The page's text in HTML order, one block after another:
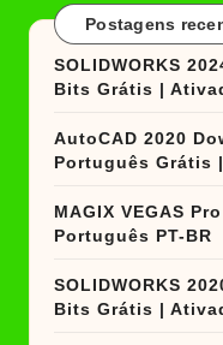
Postagens
SOLIDWORKS
Bits Grátis |
AutoCAD 2020
Português Grátis
MAGIX VEGAS
Português PT-BR
SOLIDWORKS
Bits Grátis |